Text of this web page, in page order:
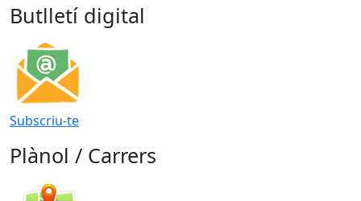
Butlletí digital
Subscriu-te
Plànol / Carrers